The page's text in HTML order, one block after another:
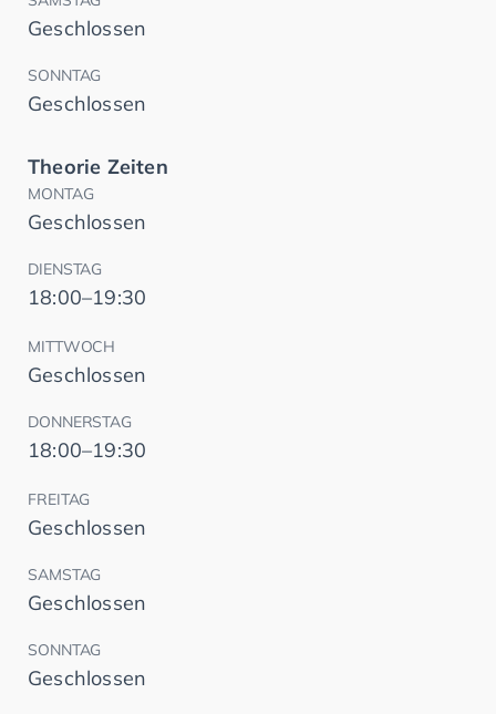
Geschlossen
SONNTAG
Geschlossen
Theorie Zeiten
MONTAG
Geschlossen
DIENSTAG
18:00–19:30
MITTWOCH
Geschlossen
DONNERSTAG
18:00–19:30
FREITAG
Geschlossen
SAMSTAG
Geschlossen
SONNTAG
Geschlossen